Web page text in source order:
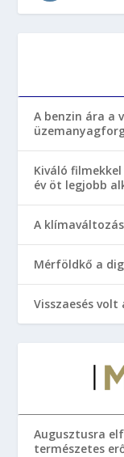
A benzin ára a
Kiváló
év öt legjobb
A
Mérföldkő a
Visszaesés
Augusztusra
természetes